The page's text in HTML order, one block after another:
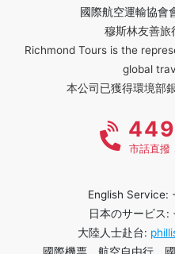
國際航空運輸協會
穆斯林友善
Richmond Tours is the
global
本公司已獲得環境部
市話直撥
English
日本のサービス
大陸人士赴台: